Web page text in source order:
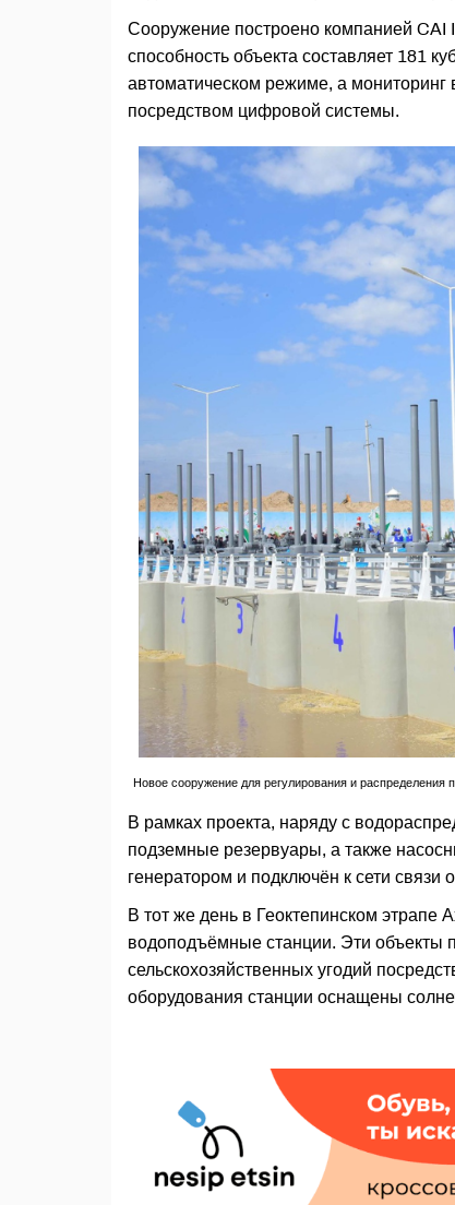
Сооружение построено компанией CAI
способность объекта составляет 181
автоматическом режиме, а мониторинг
посредством цифровой системы.
Новое сооружение для регулирования и
В рамках проекта, наряду с
подземные резервуары, а также
генератором и подключён к сети связи
В тот же день в Геоктепинском этрапе
водоподъёмные станции. Эти объекты
сельскохозяйственных угодий
оборудования станции оснащены